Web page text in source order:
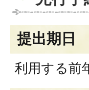
提出期日
利用する前